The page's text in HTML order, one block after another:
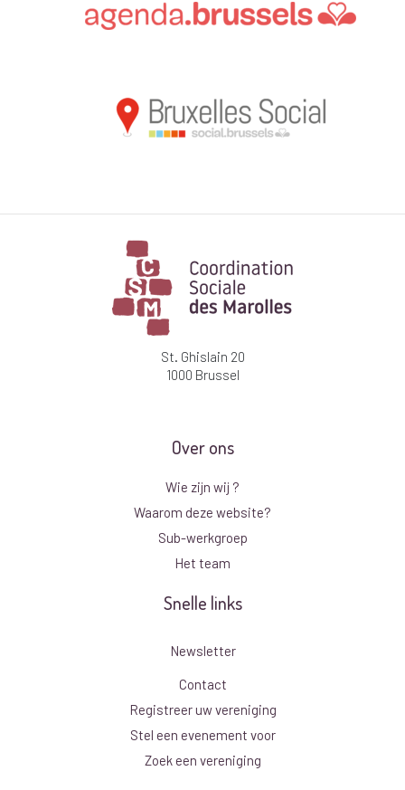
St. Ghislain 20
1000 Brussel
Over ons
Wie zijn wij ?
Waarom deze website?
Sub-werkgroep
Het team
Snelle links
Newsletter
Contact
Registreer uw vereniging
Stel een evenement voor
Zoek een vereniging